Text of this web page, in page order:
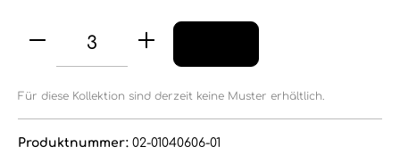
Für diese Kollektion sind derzeit keine Muster erhältlich.
Produktnummer: 02-01040606-01